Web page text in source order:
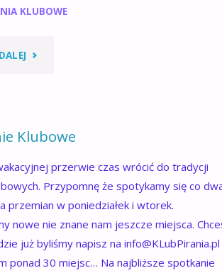
KLUBOWE
"SPOTKANIE
Klubowe
przerwie czas wrócić do tradycji
Przypomnę że spotykamy się co
przemian w poniedziałek i wtorek.
nowe nie znane nam jeszcze miejsca.
już byliśmy napisz na
ponad 30 miejsc… Na najbliższe spotkanie